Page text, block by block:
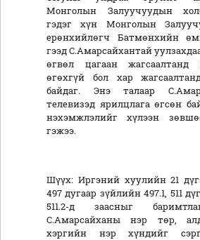
Монголын Залуучуудын
гэдэг хүн Монголын
ерөнхийлөгч Батмөнхийн
гээд С.Амарсайхантай
өгвөл цагаан жагсаалтанд
өгөхгүй бол хар
байдаг. Энэ талаар
телевизэд ярилцлага өгсөн
нэхэмжлэлийг хүлээн
гэжээ.
Шүүх: Иргэний хуулийн 21
497 дугаар зүйлийн 497.1, 511
511.2-д заасныг
С.Амарсайханы нэр төр,
хэргийн нэр хүндийг